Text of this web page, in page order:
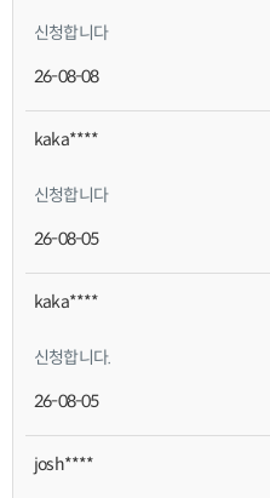
신청합니다
26-08-08
kaka****
신청합니다
26-08-05
kaka****
신청합니다.
26-08-05
josh****